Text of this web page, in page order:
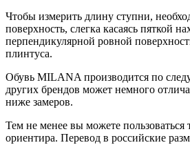
Чтобы измерить длину ступни,
поверхность, слегка касаясь пяткой
перпендикулярной ровной
плинтуса.
Обувь MILANA производится по
других брендов может немного
ниже замеров.
Тем не менее вы можете пользоваться
ориентира. Перевод в российские